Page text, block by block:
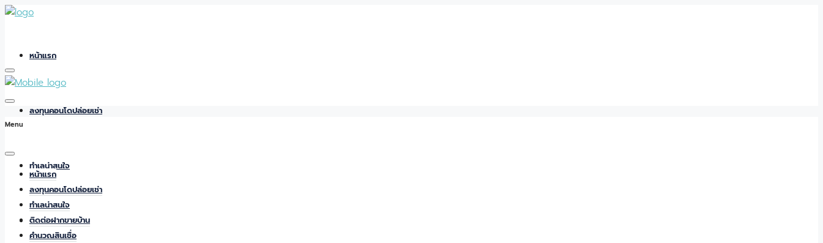
หน้าแรก
ลงทุนคอนโดปล่อยเช่า
ทำเลน่าสนใจ
ติดต่อฝากขายบ้าน
Menu
หน้าแรก
ลงทุนคอนโดปล่อยเช่า
ทำเลน่าสนใจ
ติดต่อฝากขายบ้าน
คำนวณสินเชื่อ